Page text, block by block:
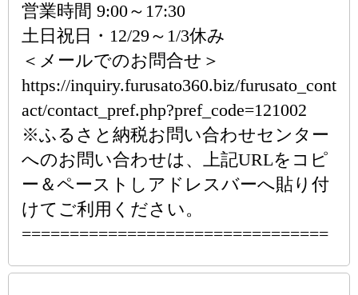
営業時間 9:00～17:30
土日祝日・12/29～1/3休み
＜メールでのお問合せ＞
https://inquiry.furusato360.biz/furusato_cont
act/contact_pref.php?pref_code=121002
※ふるさと納税お問い合わせセンター
へのお問い合わせは、上記URLをコピ
ー＆ペーストしアドレスバーへ貼り付
けてご利用ください。
================================